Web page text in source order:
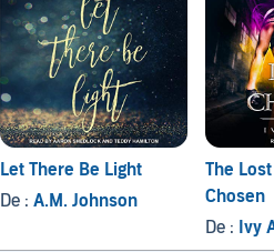
Let There Be Light
De : A.M. Johnson
The
Chosen
De : Ivy